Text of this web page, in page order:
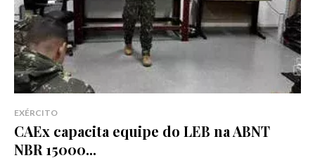
EXÉRCITO
CAEx capacita equipe do LEB na ABNT
NBR 15000...